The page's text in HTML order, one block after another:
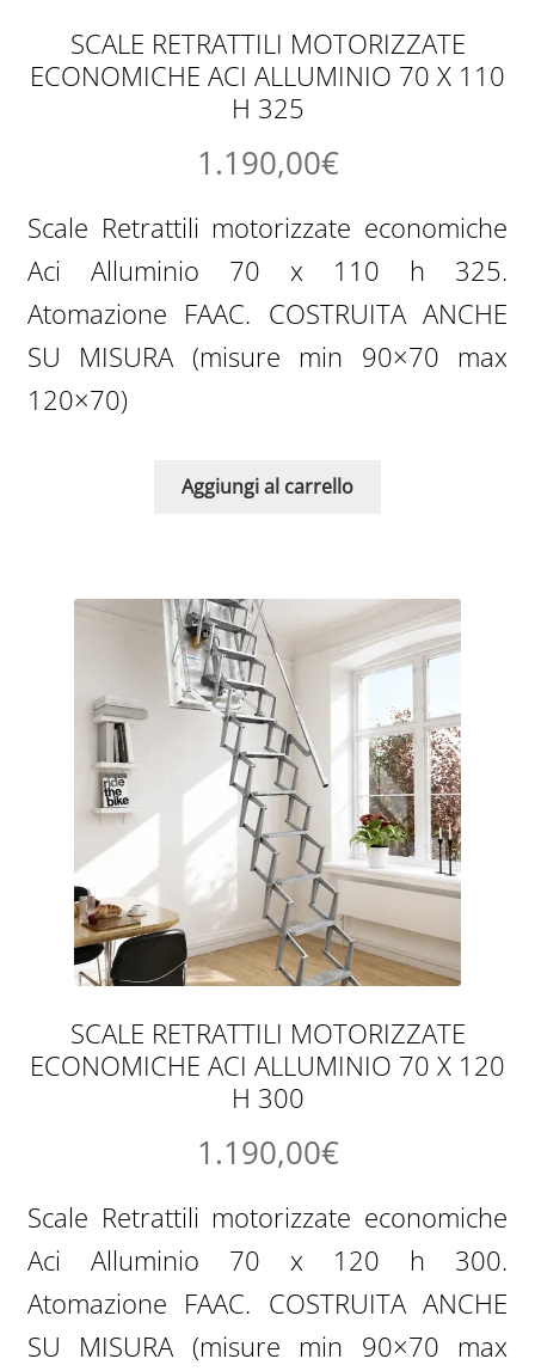
SCALE RETRATTILI MOTORIZZATE
ECONOMICHE ACI ALLUMINIO 70 X 110
H 325
1.190,00€
Scale Retrattili motorizzate economiche
Aci Alluminio 70 x 110 h 325.
Atomazione FAAC. COSTRUITA ANCHE
SU MISURA (misure min 90×70 max
120×70)
Aggiungi al carrello
SCALE RETRATTILI MOTORIZZATE
ECONOMICHE ACI ALLUMINIO 70 X 120
H 300
1.190,00€
Scale Retrattili motorizzate economiche
Aci Alluminio 70 x 120 h 300.
Atomazione FAAC. COSTRUITA ANCHE
SU MISURA (misure min 90×70 max